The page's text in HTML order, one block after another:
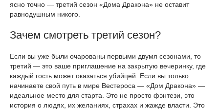
ясно точно — третий сезон «Дома Дракона» не оставит
равнодушным никого.
Зачем смотреть третий сезон?
Если вы уже были очарованы первыми двумя сезонами, то
третий — это ваше приглашение на закрытую вечеринку, где
каждый гость может оказаться убийцей. Если вы только
начинаете свой путь в мире Вестероса — «Дом Дракона» —
идеальное место для старта. Это не просто фэнтези, это
история о людях, их желаниях, страхах и жажде власти. Это